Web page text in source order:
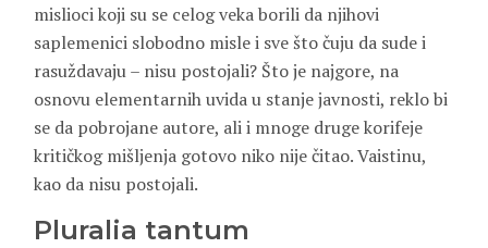
mislioci koji su se celog veka borili da njihovi
saplemenici slobodno misle i sve što čuju da sude i
rasuždavaju – nisu postojali? Što je najgore, na
osnovu elementarnih uvida u stanje javnosti, reklo bi
se da pobrojane autore, ali i mnoge druge korifeje
kritičkog mišljenja gotovo niko nije čitao. Vaistinu,
kao da nisu postojali.
Pluralia tantum